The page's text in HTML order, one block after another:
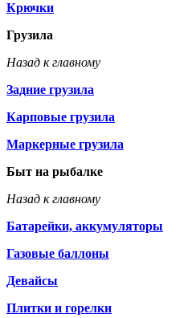
Крючки
Грузила
Назад к главному
Задние грузила
Карповые грузила
Маркерные грузила
Быт на рыбалке
Назад к главному
Батарейки, аккумуляторы
Газовые баллоны
Девайсы
Плитки и горелки